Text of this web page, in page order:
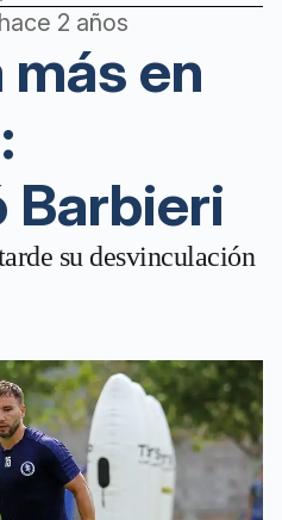
2 años
en
Barbieri
su desvinculación